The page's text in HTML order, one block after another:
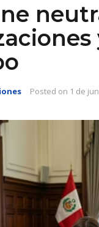
Posted on 1 de